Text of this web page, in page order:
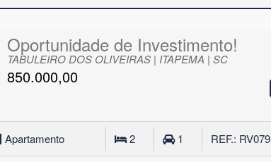
Oportunidade de Investimento!
TABULEIRO DOS OLIVEIRAS | ITAPEMA | SC
850.000,00
Apartamento 2 1 REF.: RV079